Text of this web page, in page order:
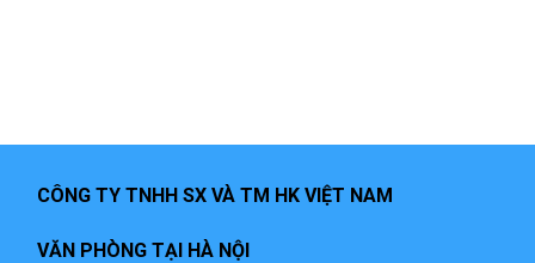
CÔNG TY TNHH SX VÀ TM HK VIỆT NAM
VĂN PHÒNG TẠI HÀ NỘI